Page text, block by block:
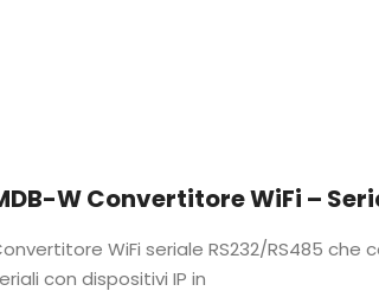
W Convertitore WiFi –
WiFi seriale RS232/RS485
con dispositivi IP in